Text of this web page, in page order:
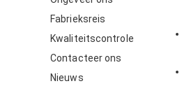
Fabrieksreis
Kwaliteitscontrole
Contacteer ons
Nieuws